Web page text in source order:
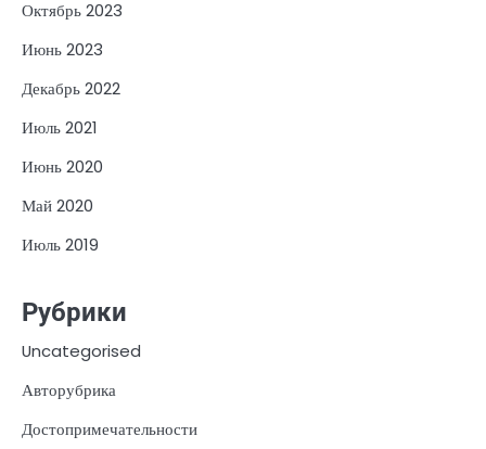
Октябрь 2023
Июнь 2023
Декабрь 2022
Июль 2021
Июнь 2020
Май 2020
Июль 2019
Рубрики
Uncategorised
Авторубрика
Достопримечательности